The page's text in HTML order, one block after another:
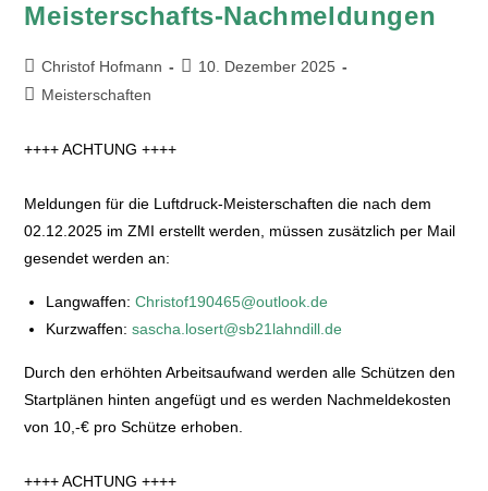
Meisterschafts-Nachmeldungen
Christof Hofmann
10. Dezember 2025
Meisterschaften
++++ ACHTUNG ++++
Meldungen für die Luftdruck-Meisterschaften die nach dem
02.12.2025 im ZMI erstellt werden, müssen zusätzlich per Mail
gesendet werden an:
Langwaffen:Christof190465@outlook.de
Kurzwaffen:sascha.losert@sb21lahndill.de
Durch den erhöhten Arbeitsaufwand werden alle Schützen den
Startplänen hinten angefügt und es werden Nachmeldekosten
von 10,-€ pro Schütze erhoben.
++++ ACHTUNG ++++